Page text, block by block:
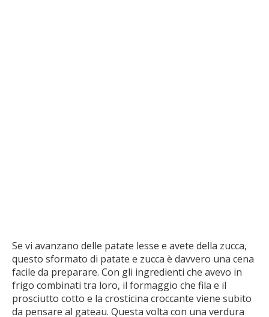
Se vi avanzano delle patate lesse e avete della zucca,
questo sformato di patate e zucca è davvero una cena
facile da preparare. Con gli ingredienti che avevo in
frigo combinati tra loro, il formaggio che fila e il
prosciutto cotto e la crosticina croccante viene subito
da pensare al gateau. Questa volta con una verdura